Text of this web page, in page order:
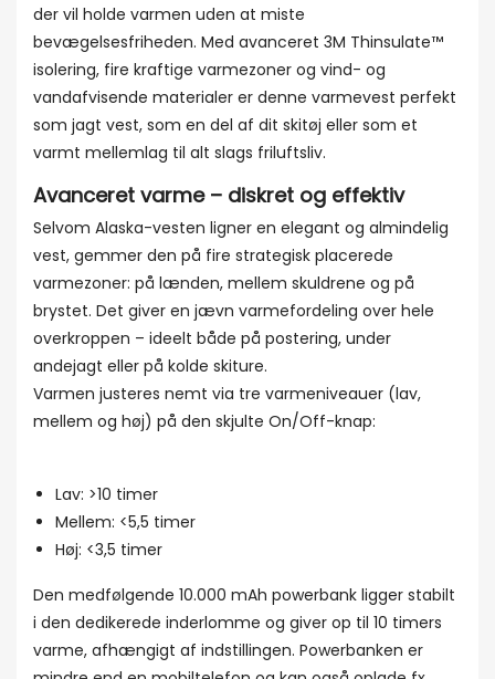
der vil holde varmen uden at miste
bevægelsesfriheden. Med avanceret 3M Thinsulate™
isolering, fire kraftige varmezoner og vind- og
vandafvisende materialer er denne varmevest perfekt
som jagt vest, som en del af dit skitøj eller som et
varmt mellemlag til alt slags friluftsliv.
Avanceret varme – diskret og effektiv
Selvom Alaska-vesten ligner en elegant og almindelig
vest, gemmer den på fire strategisk placerede
varmezoner: på lænden, mellem skuldrene og på
brystet. Det giver en jævn varmefordeling over hele
overkroppen – ideelt både på postering, under
andejagt eller på kolde skiture.
Varmen justeres nemt via tre varmeniveauer (lav,
mellem og høj) på den skjulte On/Off-knap:
Lav: >10 timer
Mellem: <5,5 timer
Høj: <3,5 timer
Den medfølgende 10.000 mAh powerbank ligger stabilt
i den dedikerede inderlomme og giver op til 10 timers
varme, afhængigt af indstillingen. Powerbanken er